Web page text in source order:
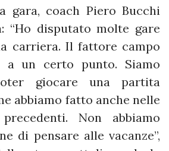
gara, coach Piero Bucchi
“Ho disputato molte gare
carriera. Il fattore campo
a un certo punto. Siamo
giocare una partita
abbiamo fatto anche nelle
Non abbiamo
di pensare alle vacanze”,